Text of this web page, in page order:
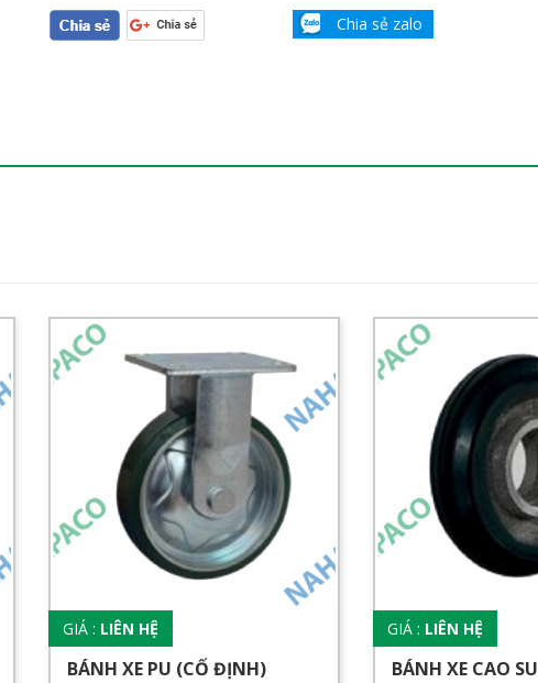
Chia sẻ zalo
GIÁ : LIÊN HỆ
BÁNH XE PU (CỐ ĐỊNH)
GIÁ : LIÊN HỆ
BÁNH XE CAO SU